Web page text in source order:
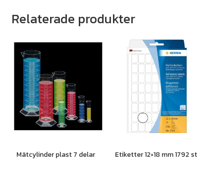
Relaterade produkter
Mätcylinder plast 7 delar Etiketter 12×18 mm 1792 st